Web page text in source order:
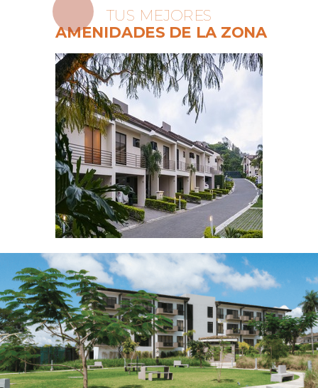
TUS MEJORES
AMENIDADES DE LA ZONA